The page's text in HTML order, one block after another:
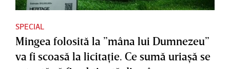
SPECIAL
Mingea folosită la ”mâna lui Dumnezeu”
va fi scoasă la licitaţie. Ce sumă uriaşă se